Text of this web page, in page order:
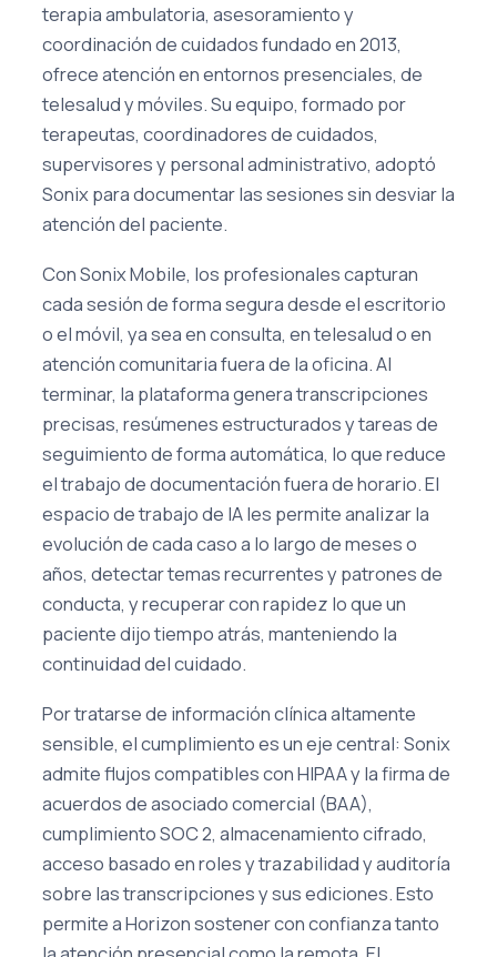
terapia ambulatoria, asesoramiento y
coordinación de cuidados fundado en 2013,
ofrece atención en entornos presenciales, de
telesalud y móviles. Su equipo, formado por
terapeutas, coordinadores de cuidados,
supervisores y personal administrativo, adoptó
Sonix para documentar las sesiones sin desviar la
atención del paciente.
Con Sonix Mobile, los profesionales capturan
cada sesión de forma segura desde el escritorio
o el móvil, ya sea en consulta, en telesalud o en
atención comunitaria fuera de la oficina. Al
terminar, la plataforma genera transcripciones
precisas, resúmenes estructurados y tareas de
seguimiento de forma automática, lo que reduce
el trabajo de documentación fuera de horario. El
espacio de trabajo de IA les permite analizar la
evolución de cada caso a lo largo de meses o
años, detectar temas recurrentes y patrones de
conducta, y recuperar con rapidez lo que un
paciente dijo tiempo atrás, manteniendo la
continuidad del cuidado.
Por tratarse de información clínica altamente
sensible, el cumplimiento es un eje central: Sonix
admite flujos compatibles con HIPAA y la firma de
acuerdos de asociado comercial (BAA),
cumplimiento SOC 2, almacenamiento cifrado,
acceso basado en roles y trazabilidad y auditoría
sobre las transcripciones y sus ediciones. Esto
permite a Horizon sostener con confianza tanto